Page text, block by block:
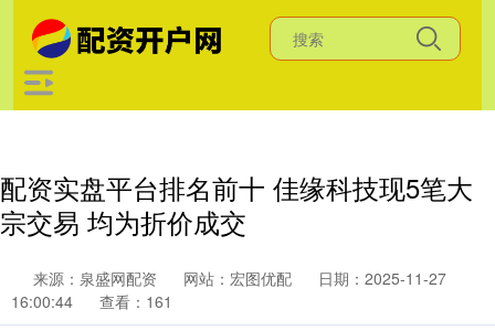
配资实盘平台排名前十 佳缘科技现5笔大
宗交易 均为折价成交
来源：泉盛网配资 网站：宏图优配
日期：2025-11-27
16:00:44
查看：161